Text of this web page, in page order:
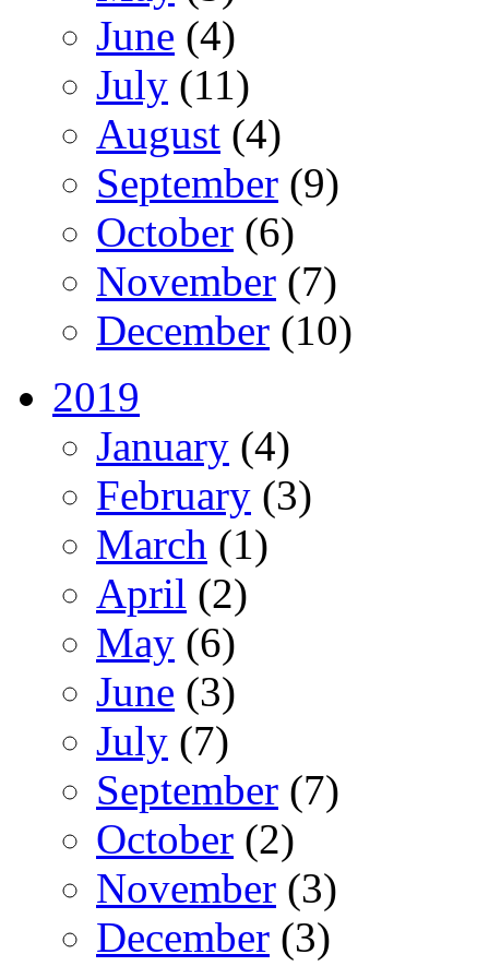
June (4)
July (11)
August (4)
September (9)
October (6)
November (7)
December (10)
2019
January (4)
February (3)
March (1)
April (2)
May (6)
June (3)
July (7)
September (7)
October (2)
November (3)
December (3)